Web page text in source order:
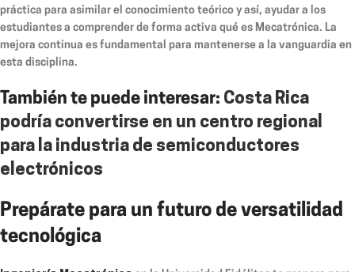
práctica para asimilar el conocimiento teórico y así, ayudar a los
estudiantes a comprender de forma activa qué es Mecatrónica. La
mejora continua es fundamental para mantenerse a la vanguardia en
esta disciplina.
También te puede interesar: Costa Rica
podría convertirse en un centro regional
para la industria de semiconductores
electrónicos
Prepárate para un futuro de versatilidad
tecnológica